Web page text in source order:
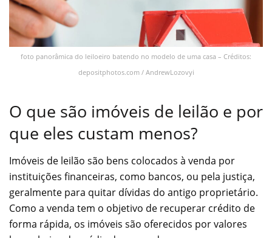
foto panorâmica do leiloeiro batendo no modelo de uma casa – Créditos:
depositphotos.com / AndrewLozovyi
O que são imóveis de leilão e por
que eles custam menos?
Imóveis de leilão são bens colocados à venda por
instituições financeiras, como bancos, ou pela justiça,
geralmente para quitar dívidas do antigo proprietário.
Como a venda tem o objetivo de recuperar crédito de
forma rápida, os imóveis são oferecidos por valores